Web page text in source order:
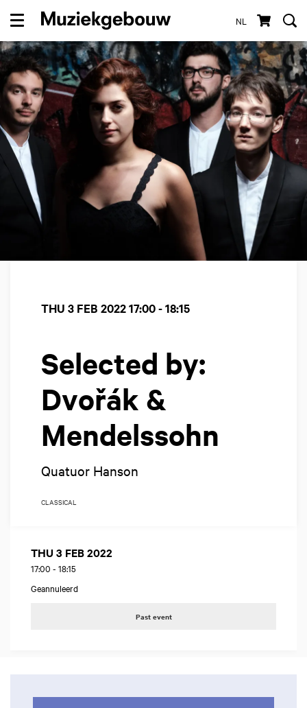
NL
Menu
Selected by:
Dvořák &
Mendelssohn
Quatuor Hanson
THU 3 FEB 202217:00 - 18:15
CLASSICAL
THU 3 FEB 2022
17:00 - 18:15
Geannuleerd
Past event